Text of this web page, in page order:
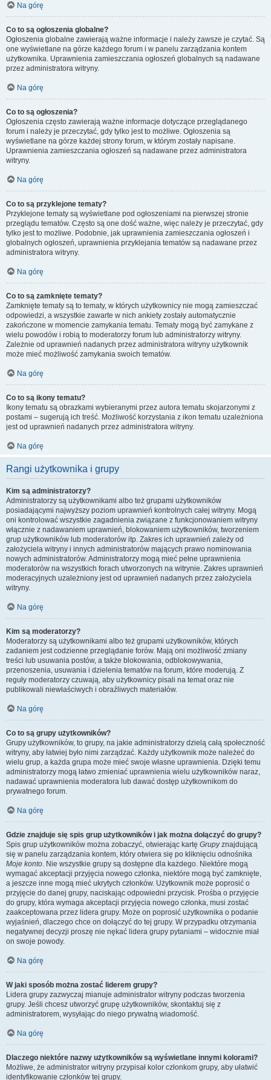
Na górę
Co to są ogłoszenia globalne?
Ogłoszenia globalne zawierają ważne informacje i należy zawsze je czytać. Są
one wyświetlane na górze każdego forum i w panelu zarządzania kontem
użytkownika. Uprawnienia zamieszczania ogłoszeń globalnych są nadawane
przez administratora witryny.
Na górę
Co to są ogłoszenia?
Ogłoszenia często zawierają ważne informacje dotyczące przeglądanego
forum i należy je przeczytać, gdy tylko jest to możliwe. Ogłoszenia są
wyświetlane na górze każdej strony forum, w którym zostały napisane.
Uprawnienia zamieszczania ogłoszeń są nadawane przez administratora
witryny.
Na górę
Co to są przyklejone tematy?
Przyklejone tematy są wyświetlane pod ogłoszeniami na pierwszej stronie
przeglądu tematów. Często są one dość ważne, więc należy je przeczytać, gdy
tylko jest to możliwe. Podobnie, jak uprawnienia zamieszczania ogłoszeń i
globalnych ogłoszeń, uprawnienia przyklejania tematów są nadawane przez
administratora witryny.
Na górę
Co to są zamknięte tematy?
Zamknięte tematy są to tematy, w których użytkownicy nie mogą zamieszczać
odpowiedzi, a wszystkie zawarte w nich ankiety zostały automatycznie
zakończone w momencie zamykania tematu. Tematy mogą być zamykane z
wielu powodów i robią to moderatorzy forum lub administratorzy witryny.
Zależnie od uprawnień nadanych przez administratora witryny użytkownik
może mieć możliwość zamykania swoich tematów.
Na górę
Co to są ikony tematu?
Ikony tematu są obrazkami wybieranymi przez autora tematu skojarzonymi z
postami – sugerują ich treść. Możliwość korzystania z ikon tematu uzależniona
jest od uprawnień nadanych przez administratora witryny.
Na górę
Rangi użytkownika i grupy
Kim są administratorzy?
Administratorzy są użytkownikami albo też grupami użytkowników
posiadającymi najwyższy poziom uprawnień kontrolnych całej witryny. Mogą
oni kontrolować wszystkie zagadnienia związane z funkcjonowaniem witryny
włącznie z nadawaniem uprawnień, blokowaniem użytkowników, tworzeniem
grup użytkowników lub moderatorów itp. Zakres ich uprawnień zależy od
założyciela witryny i innych administratorów mających prawo nominowania
nowych administratorów. Administratorzy mogą mieć pełne uprawnienia
moderatorów na wszystkich forach utworzonych na witrynie. Zakres uprawnień
moderacyjnych uzależniony jest od uprawnień nadanych przez założyciela
witryny.
Na górę
Kim są moderatorzy?
Moderatorzy są użytkownikami albo też grupami użytkowników, których
zadaniem jest codzienne przeglądanie forów. Mają oni możliwość zmiany
treści lub usuwania postów, a także blokowania, odblokowywania,
przenoszenia, usuwania i dzielenia tematów na forum, które moderują. Z
reguły moderatorzy czuwają, aby użytkownicy pisali na temat oraz nie
publikowali niewłaściwych i obraźliwych materiałów.
Na górę
Co to są grupy użytkowników?
Grupy użytkowników, to grupy, na jakie administratorzy dzielą całą społeczność
witryny, aby łatwiej było nimi zarządzać. Każdy użytkownik może należeć do
wielu grup, a każda grupa może mieć swoje własne uprawnienia. Dzięki temu
administratorzy mogą łatwo zmieniać uprawnienia wielu użytkowników naraz,
nadawać uprawnienia moderatora lub dawać dostęp użytkownikom do
prywatnego forum.
Na górę
Gdzie znajduje się spis grup użytkowników i jak można dołączyć do grupy?
Spis grup użytkowników można zobaczyć, otwierając kartę Grupyznajdującą
się w panelu zarządzania kontem, który otwiera się po kliknięciu odnośnika
Moje konto. Nie wszystkie grupy są dostępne dla każdego. Niektóre mogą
wymagać akceptacji przyjęcia nowego członka, niektóre mogą być zamknięte,
a jeszcze inne mogą mieć ukrytych członków. Użytkownik może poprosić o
przyjęcie do danej grupy, naciskając odpowiedni przycisk. Prośba o przyjęcie
do grupy, która wymaga akceptacji przyjęcia nowego członka, musi zostać
zaakceptowana przez lidera grupy. Może on poprosić użytkownika o podanie
wyjaśnień, dlaczego chce on dołączyć do tej grupy. W przypadku otrzymania
negatywnej decyzji proszę nie nękać lidera grupy pytaniami – widocznie miał
on swoje powody.
Na górę
W jaki sposób można zostać liderem grupy?
Lidera grupy zazwyczaj mianuje administrator witryny podczas tworzenia
grupy. Jeśli chcesz utworzyć grupę użytkowników, skontaktuj się z
administratorem, wysyłając do niego prywatną wiadomość.
Na górę
Dlaczego niektóre nazwy użytkowników są wyświetlane innymi kolorami?
Możliwe, że administrator witryny przypisał kolor członkom grupy, aby ułatwić
identyfikowanie członków tej grupy.